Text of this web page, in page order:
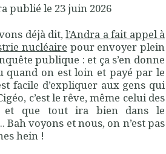
publié le 23 juin 2026
déjà dit,l’Andra a fait appel à
nucléaire pour envoyer plein
publique : et ça s’en donne
quand on est loin et payé par le
facile d’expliquer aux gens qui
c’est le rêve, même celui des
et que tout ira bien dans le
Bah voyons et nous, on n’est pas
hein !